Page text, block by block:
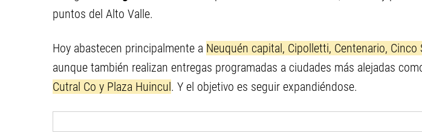
puntos del Alto Valle.
Hoy abastecen principalmente a Neuquén capital, Cipolletti, Centenario, Cinco
aunque también realizan entregas programadas a ciudades más alejadas
Cutral Co y Plaza Huincul. Y el objetivo es seguir expandiéndose.